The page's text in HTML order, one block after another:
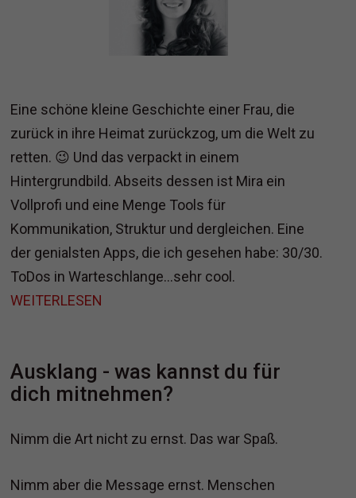
Eine schöne kleine Geschichte einer Frau, die
zurück in ihre Heimat zurückzog, um die Welt zu
retten. 😉 Und das verpackt in einem
Hintergrundbild. Abseits dessen ist Mira ein
Vollprofi und eine Menge Tools für
Kommunikation, Struktur und dergleichen. Eine
der genialsten Apps, die ich gesehen habe: 30/30.
ToDos in Warteschlange...sehr cool.
WEITERLESEN
Ausklang - was kannst du für
dich mitnehmen?
Nimm die Art nicht zu ernst. Das war Spaß.
Nimm aber die Message ernst. Menschen